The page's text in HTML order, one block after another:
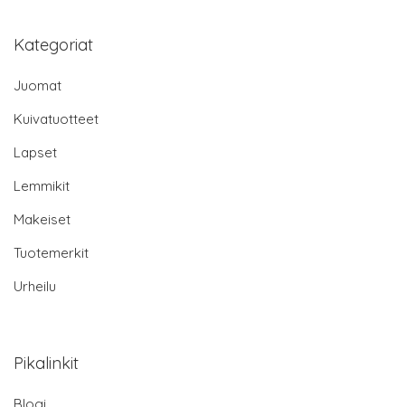
Kategoriat
Juomat
Kuivatuotteet
Lapset
Lemmikit
Makeiset
Tuotemerkit
Urheilu
Pikalinkit